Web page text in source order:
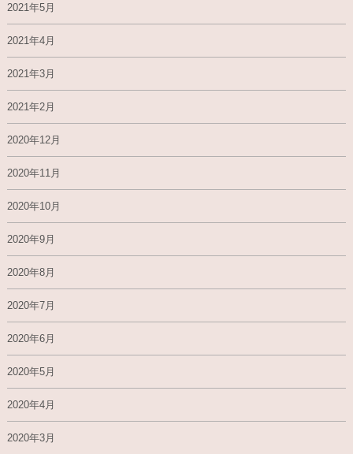
2021年5月
2021年4月
2021年3月
2021年2月
2020年12月
2020年11月
2020年10月
2020年9月
2020年8月
2020年7月
2020年6月
2020年5月
2020年4月
2020年3月